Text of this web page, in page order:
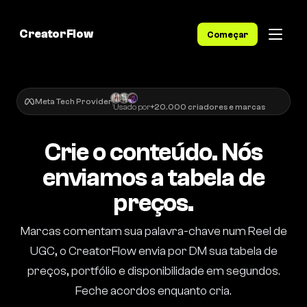
CreatorFlow Começar
Meta Tech Provider
Usado por+20.000 criadores e marcas
Crie o conteúdo. Nós
enviamos a tabela de
preços.
Marcas comentam sua palavra-chave num Reel de
UGC, o CreatorFlow envia por DM sua tabela de
preços, portfólio e disponibilidade em segundos.
Feche acordos enquanto cria.